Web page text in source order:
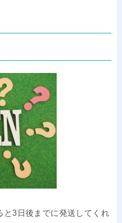
と3日後までに発送してくれ